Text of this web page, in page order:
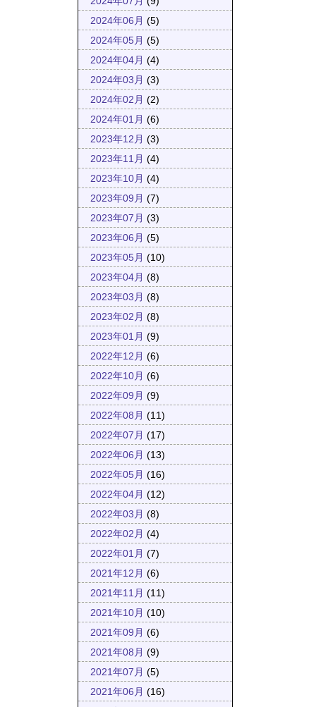
2024年06月 (5)
2024年05月 (5)
2024年04月 (4)
2024年03月 (3)
2024年02月 (2)
2024年01月 (6)
2023年12月 (3)
2023年11月 (4)
2023年10月 (4)
2023年09月 (7)
2023年07月 (3)
2023年06月 (5)
2023年05月 (10)
2023年04月 (8)
2023年03月 (8)
2023年02月 (8)
2023年01月 (9)
2022年12月 (6)
2022年10月 (6)
2022年09月 (9)
2022年08月 (11)
2022年07月 (17)
2022年06月 (13)
2022年05月 (16)
2022年04月 (12)
2022年03月 (8)
2022年02月 (4)
2022年01月 (7)
2021年12月 (6)
2021年11月 (11)
2021年10月 (10)
2021年09月 (6)
2021年08月 (9)
2021年07月 (5)
2021年06月 (16)